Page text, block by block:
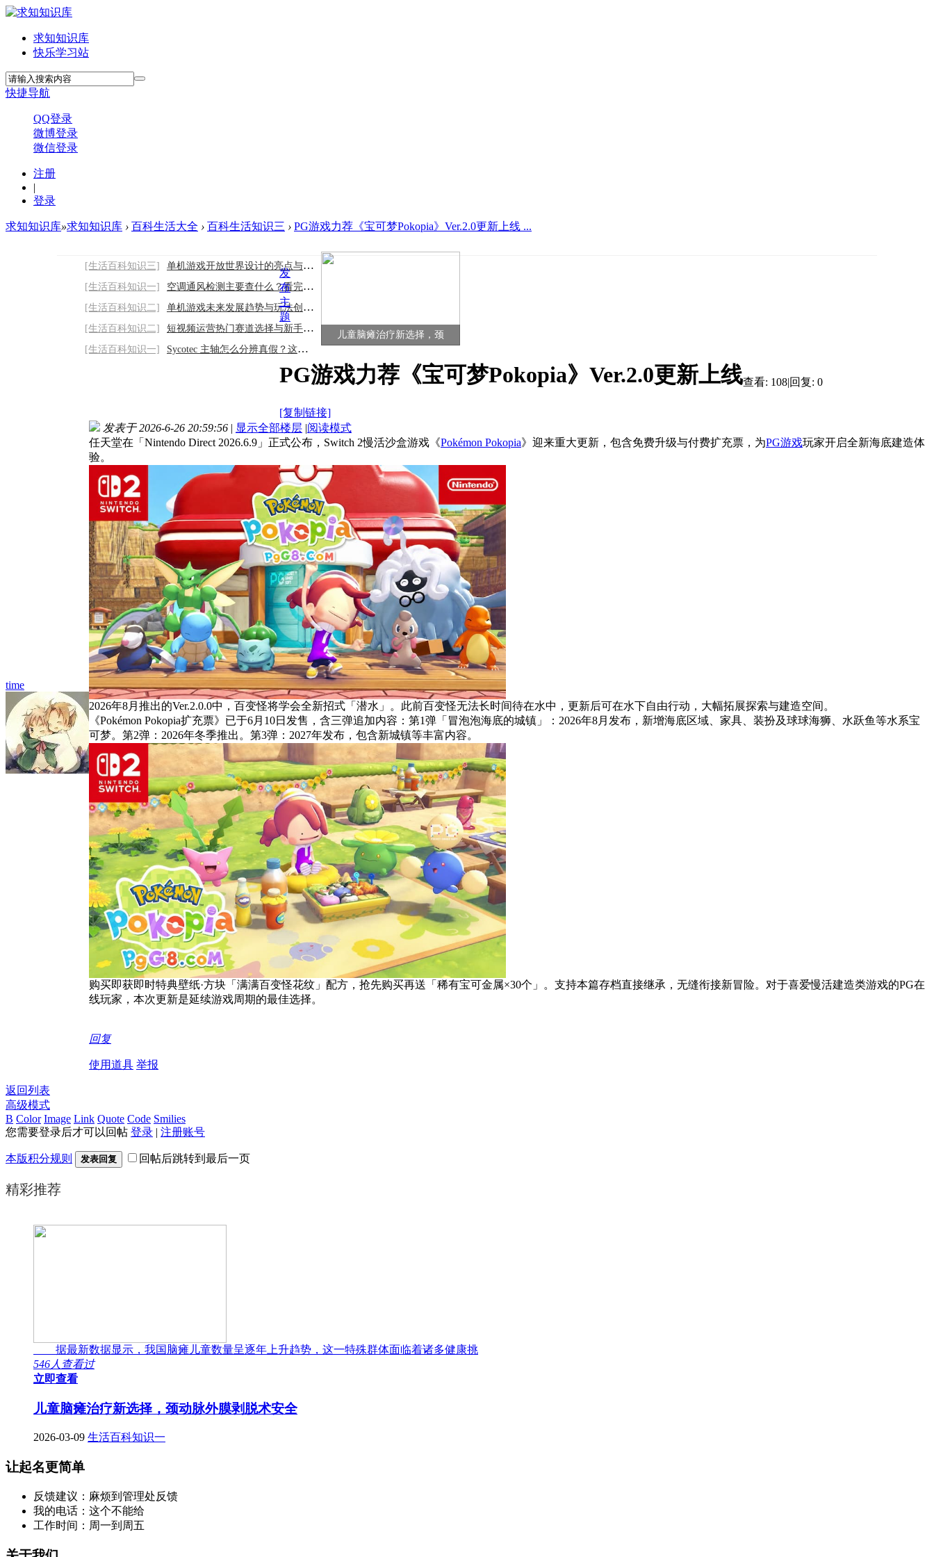
求知知识库
快乐学习站
快捷导航
QQ登录
微博登录
微信登录
注册
|
登录
求知知识库»求知知识库 › 百科生活大全 › 百科生活知识三 › PG游戏力荐《宝可梦Pokopia》Ver.2.0更新上线 ...
[生活百科知识三]
单机游戏开放世界设计的亮点与游玩优势
[生活百科知识一]
空调通风检测主要查什么？看完就知道了
[生活百科知识二]
单机游戏未来发展趋势与玩法创新方向
[生活百科知识二]
短视频运营热门赛道选择与新手避坑攻略
[生活百科知识一]
Sycotec 主轴怎么分辨真假？这几招帮你辨明
儿童脑瘫治疗新选择，颈
发
布
主
题
PG游戏力荐《宝可梦Pokopia》Ver.2.0更新上线
[复制链接]
查看: 108|回复: 0
time
发表于 2026-6-26 20:59:56 | 显示全部楼层 |阅读模式
任天堂在「Nintendo Direct 2026.6.9」正式公布，Switch 2慢活沙盒游戏《Pokémon Pokopia》迎来重大更新，包含免费升级与付费扩充票，为PG游戏玩家开启全新海底建造体
验。
2026年8月推出的Ver.2.0.0中，百变怪将学会全新招式「潜水」。此前百变怪无法长时间待在水中，更新后可在水下自由行动，大幅拓展探索与建造空间。
《Pokémon Pokopia扩充票》已于6月10日发售，含三弹追加内容：第1弹「冒泡泡海底的城镇」：2026年8月发布，新增海底区域、家具、装扮及球球海狮、水跃鱼等水系宝
可梦。第2弹：2026年冬季推出。第3弹：2027年发布，包含新城镇等丰富内容。
购买即获即时特典壁纸·方块「满满百变怪花纹」配方，抢先购买再送「稀有宝可金属×30个」。支持本篇存档直接继承，无缝衔接新冒险。对于喜爱慢活建造类游戏的PG在
线玩家，本次更新是延续游戏周期的最佳选择。
回复
使用道具 举报
返回列表
高级模式
B Color Image Link Quote Code Smilies
您需要登录后才可以回帖 登录 | 注册账号
本版积分规则 发表回复 回帖后跳转到最后一页
精彩推荐
据最新数据显示，我国脑瘫儿童数量呈逐年上升趋势，这一特殊群体面临着诸多健康挑
546人查看过
立即查看
儿童脑瘫治疗新选择，颈动脉外膜剥脱术安全
2026-03-09 生活百科知识一
让起名更简单
反馈建议：麻烦到管理处反馈
我的电话：这个不能给
工作时间：周一到周五